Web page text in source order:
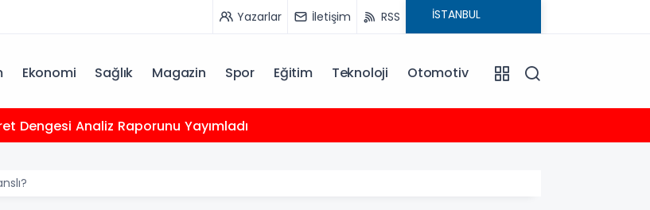
Yazarlar İletişim RSS
Ekonomi Sağlık Magazin Spor Eğitim Teknoloji Otomotiv
Dengesi Analiz Raporunu Yayımladı